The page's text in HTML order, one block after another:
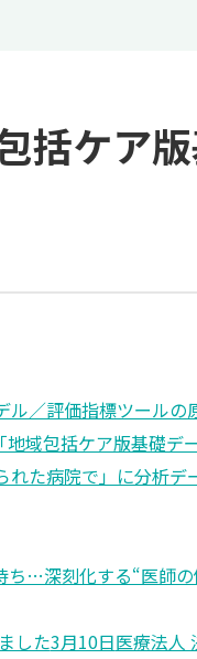
括ケア
ル／評価指標ツールの
域包括ケア版基礎デ
た病院で」に分析
…深刻化する“医師
した3月10日医療法人